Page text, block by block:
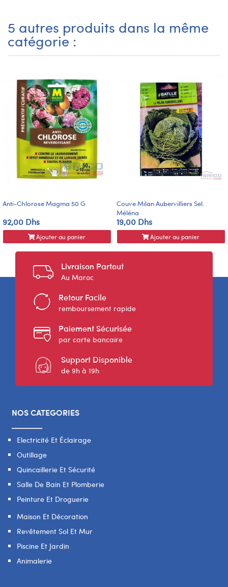
5 autres produits dans la même
catégorie :
Anti-Chlorose Magma 50 G
92,00 Dhs
Ajouter au panier
Couve Milan Aubervilliers Sel.
Méléna
19,00 Dhs
Ajouter au panier
Livraison Partout
Au Maroc
Retour Facile
remboursement rapide
Paiement Sécurisée
par carte bancaire
Support Disponible
de 9h à 19h
NOS CATEGORIES
Electricité Et Éclairage
Outillage
Quincaillerie Et Sécurité
Salle De Bain Et Plomberie
Peinture Et Droguerie
Maison Et Décoration
Revêtement Sol Et Mur
Piscine Et Jardin
Animalerie